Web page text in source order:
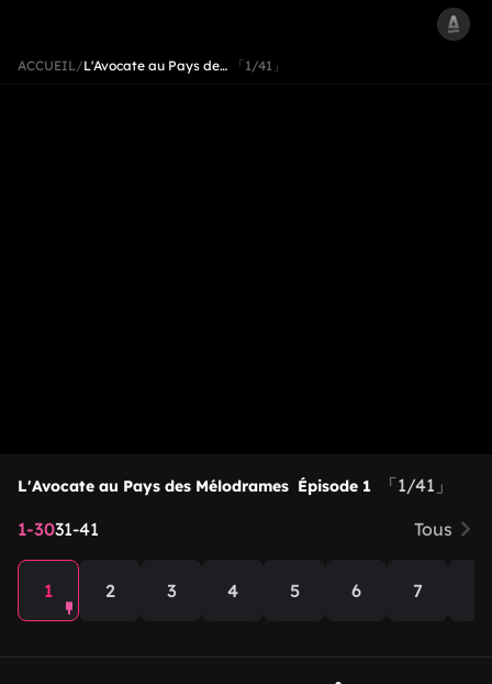
ACCUEIL/L'Avocate au Pays de… 「1/41」
L'Avocate au Pays des Mélodrames Épisode 1
「1/41」
1-3031-41 Tous
1 2 3 4 5 6 7